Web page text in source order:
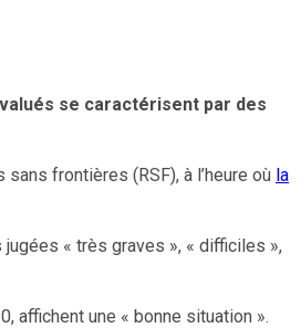
se caractérisent par des
frontières (RSF), à l’heure où la
« très graves », « difficiles »,
affichent une « bonne situation ».